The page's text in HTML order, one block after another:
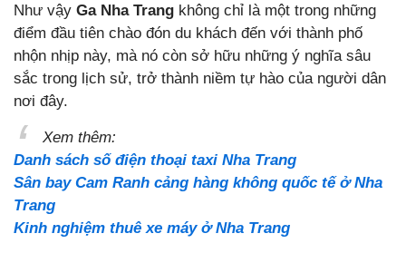
Như vậy Ga Nha Trang không chỉ là một trong những
điểm đầu tiên chào đón du khách đến với thành phố
nhộn nhịp này, mà nó còn sở hữu những ý nghĩa sâu
sắc trong lịch sử, trở thành niềm tự hào của người dân
nơi đây.
Xem thêm:
Danh sách số điện thoại taxi Nha Trang
Sân bay Cam Ranh cảng hàng không quốc tế ở Nha
Trang
Kinh nghiệm thuê xe máy ở Nha Trang